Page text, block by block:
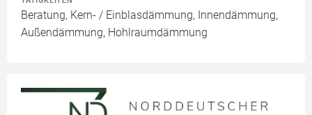
Beratung, Kern- / Einblasdämmung, Innendämmung,
Außendämmung, Hohlraumdämmung